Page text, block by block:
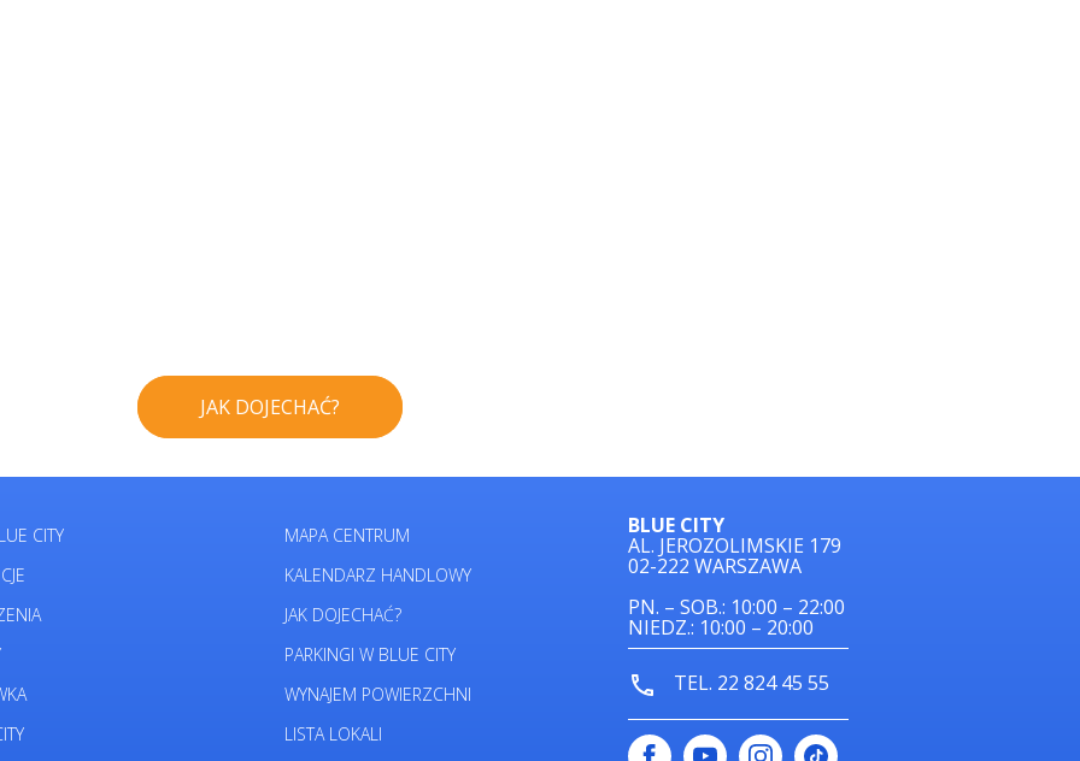
JAK DOJECHAĆ?
CITY
MAPA CENTRUM
KALENDARZ HANDLOWY
JAK DOJECHAĆ?
PARKINGI W BLUE CITY
WYNAJEM POWIERZCHNI
LISTA LOKALI
BLUE CITY
AL. JEROZOLIMSKIE 179
02-222 WARSZAWA
PN. – SOB.: 10:00 – 22:00
NIEDZ.: 10:00 – 20:00
TEL. 22 824 45 55